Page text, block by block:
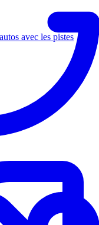
avec les pistes